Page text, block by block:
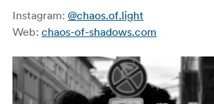
Instagram: @chaos.of.light
Web: chaos-of-shadows.com